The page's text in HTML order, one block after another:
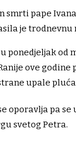
smrti pape
je trodnevnu
ponedjeljak od
ove godine
upale
oporavlja pa se
svetog Petra.